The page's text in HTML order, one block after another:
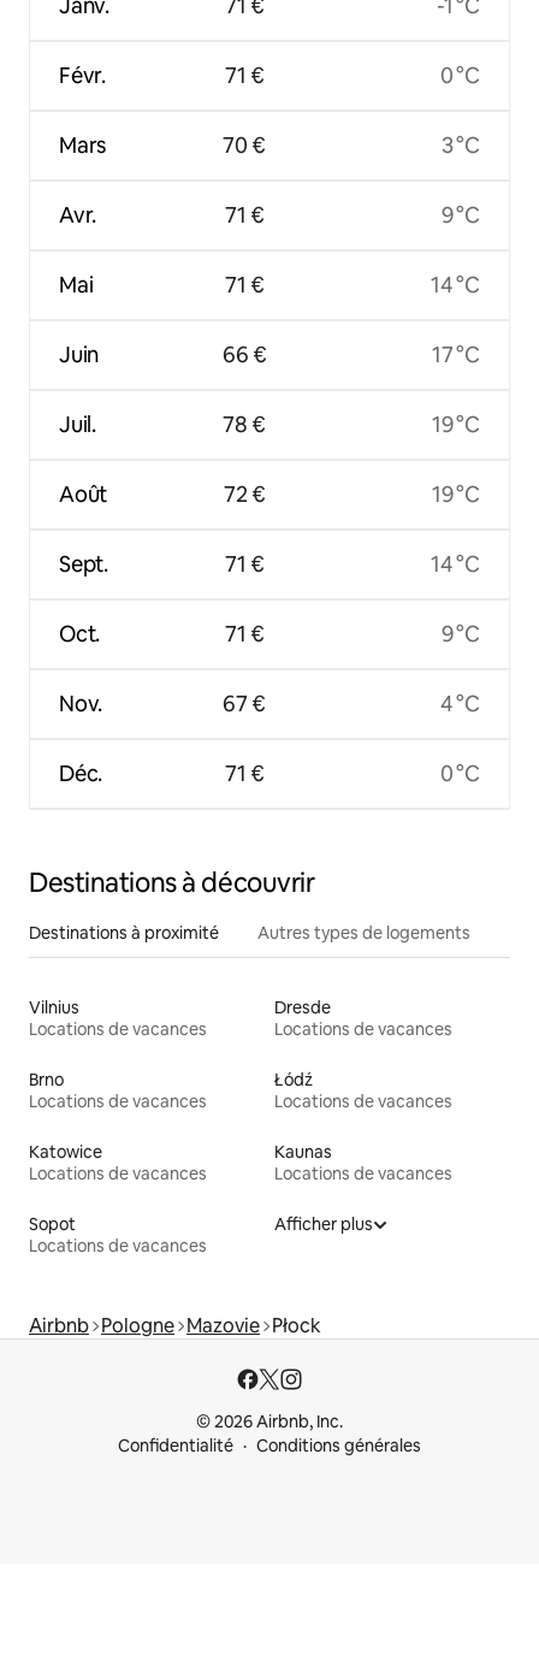
Janv.
Févr.
Mars
Avr.
Mai
Juin
Juil.
Août
Sept.
Oct.
Nov.
Déc.
71 €
71 €
70 €
71 €
71 €
66 €
78 €
72 €
71 €
71 €
67 €
71 €
-1 °C
0 °C
3 °C
9 °C
14 °C
17 °C
19 °C
19 °C
14 °C
9 °C
4 °C
0 °C
Destinations à découvrir
Destinations à proximité Autres types de logements
Vilnius
Locations de vacances
Dresde
Locations de vacances
Brno
Locations de vacances
Łódź
Locations de vacances
Katowice
Locations de vacances
Kaunas
Locations de vacances
Sopot
Locations de vacances
Afficher plus
Airbnb Pologne Mazovie Płock
© 2026 Airbnb, Inc.
Confidentialité
Conditions générales